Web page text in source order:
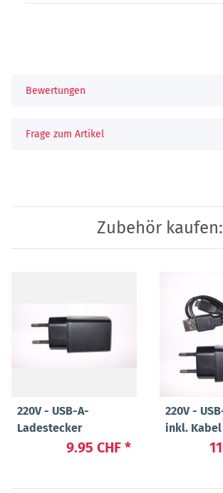
Bewertungen
Frage zum Artikel
Zubehör kaufen:
220V - USB-A-
Ladestecker
9.95 CHF *
220V -
inkl. Kabel
USB Micro